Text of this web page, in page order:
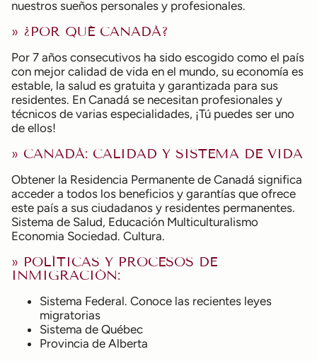
nuestros sueños personales y profesionales.
» ¿POR QUÉ CANADÁ?
Por 7 años consecutivos ha sido escogido como el país
con mejor calidad de vida en el mundo, su economía es
estable, la salud es gratuita y garantizada para sus
residentes. En Canadá se necesitan profesionales y
técnicos de varias especialidades, ¡Tú puedes ser uno
de ellos!
» CANADÁ: CALIDAD Y SISTEMA DE VIDA
Obtener la Residencia Permanente de Canadá significa
acceder a todos los beneficios y garantías que ofrece
este país a sus ciudadanos y residentes permanentes.
Sistema de Salud, Educación Multiculturalismo
Economia Sociedad. Cultura.
» POLÍTICAS Y PROCESOS DE
INMIGRACIÓN:
Sistema Federal. Conoce las recientes leyes
migratorias
Sistema de Québec
Provincia de Alberta